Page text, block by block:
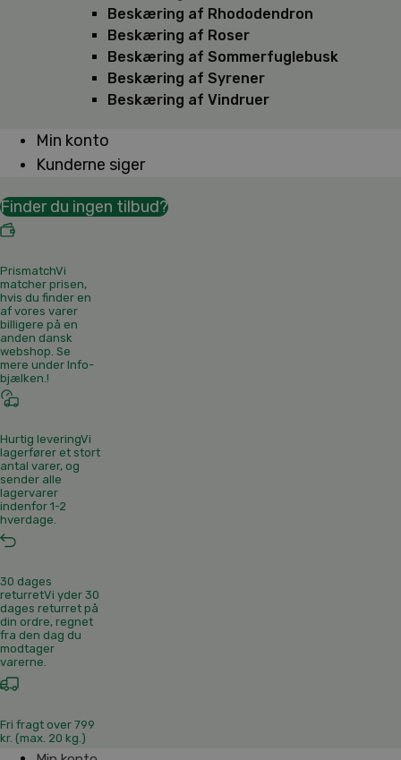
Beskæring af Rhododendron
Beskæring af Roser
Beskæring af Sommerfuglebusk
Beskæring af Syrener
Beskæring af Vindruer
Min konto
Kunderne siger
Finder du ingen tilbud?
PrismatchVi
matcher prisen,
hvis du finder en
af vores varer
billigere på en
anden dansk
webshop. Se
mere under Info-
bjælken.!
Hurtig leveringVi
lagerfører et stort
antal varer, og
sender alle
lagervarer
indenfor 1-2
hverdage.
30 dages
returretVi yder 30
dages returret på
din ordre, regnet
fra den dag du
modtager
varerne.
Fri fragt over 799
kr. (max. 20 kg.)